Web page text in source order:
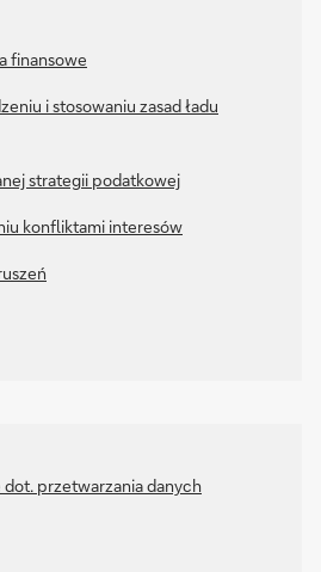
finansowe
i stosowaniu zasad ładu
strategii podatkowej
konfliktami interesów
przetwarzania danych